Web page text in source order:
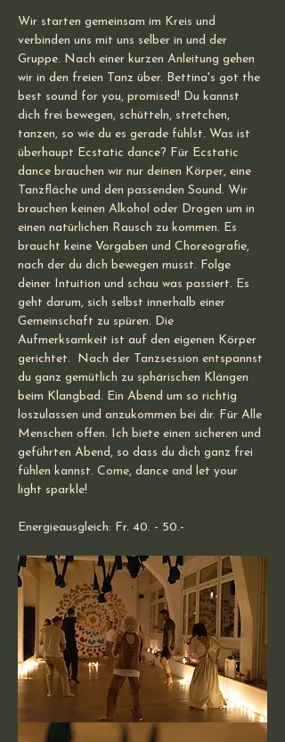
Wir starten gemeinsam im Kreis und
verbinden uns mit uns selber in und der
Gruppe. Nach einer kurzen Anleitung gehen
wir in den freien Tanz über. Bettina's got the
best sound for you, promised! Du kannst
dich frei bewegen, schütteln, stretchen,
tanzen, so wie du es gerade fühlst. Was ist
überhaupt Ecstatic dance? Für Ecstatic
dance brauchen wir nur deinen Körper, eine
Tanzfläche und den passenden Sound. Wir
brauchen keinen Alkohol oder Drogen um in
einen natürlichen Rausch zu kommen. Es
braucht keine Vorgaben und Choreografie,
nach der du dich bewegen musst. Folge
deiner Intuition und schau was passiert. Es
geht darum, sich selbst innerhalb einer
Gemeinschaft zu spüren. Die
Aufmerksamkeit ist auf den eigenen Körper
gerichtet.  Nach der Tanzsession entspannst
du ganz gemütlich zu sphärischen Klängen
beim Klangbad. Ein Abend um so richtig
loszulassen und anzukommen bei dir. Für Alle
Menschen offen. Ich biete einen sicheren und
geführten Abend, so dass du dich ganz frei
fühlen kannst. Come, dance and let your
light sparkle!
Energieausgleich: Fr. 40. - 50.-